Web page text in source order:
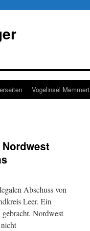
Vogelinsel Memmert
Abschuss von
Leer. Ein
Nordwest